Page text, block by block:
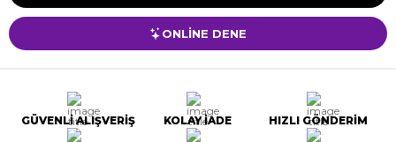
ONLİNE DENE
GÜVENLİ ALIŞVERİŞ KOLAY İADE HIZLI GÖNDERİM